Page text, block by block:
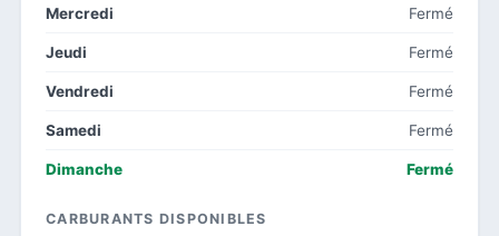
Mercredi Fermé
Jeudi Fermé
Vendredi Fermé
Samedi Fermé
Dimanche Fermé
CARBURANTS DISPONIBLES